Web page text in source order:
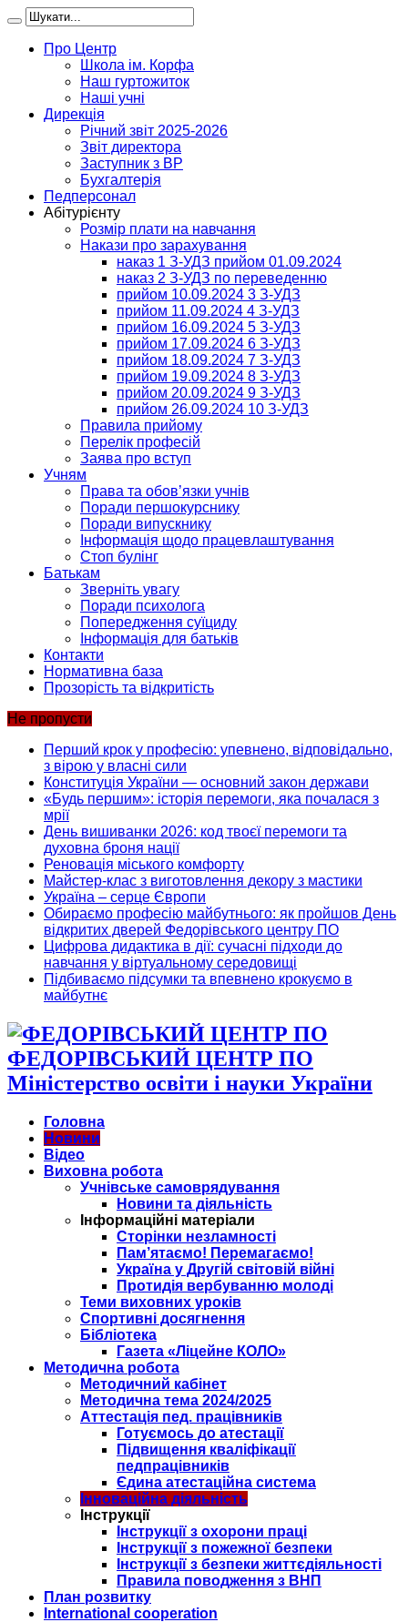
Про Центр
Школа ім. Корфа
Наш гуртожиток
Наші учні
Дирекція
Річний звіт 2025-2026
Звіт директора
Заступник з ВР
Бухгалтерія
Педперсонал
Абітурієнту
Розмір плати на навчання
Накази про зарахування
наказ 1 З-УДЗ прийом 01.09.2024
наказ 2 З-УДЗ по переведенню
прийом 10.09.2024 3 З-УДЗ
прийом 11.09.2024 4 З-УДЗ
прийом 16.09.2024 5 З-УДЗ
прийом 17.09.2024 6 З-УДЗ
прийом 18.09.2024 7 З-УДЗ
прийом 19.09.2024 8 З-УДЗ
прийом 20.09.2024 9 З-УДЗ
прийом 26.09.2024 10 З-УДЗ
Правила прийому
Перелік професій
Заява про вступ
Учням
Права та обов’язки учнів
Поради першокурснику
Поради випускнику
Інформація щодо працевлаштування
Стоп булінг
Батькам
Зверніть увагу
Поради психолога
Попередження суїциду
Інформація для батьків
Контакти
Нормативна база
Прозорість та відкритість
Не пропусти
Перший крок у професію: упевнено, відповідально,
з вірою у власні сили
Конституція України — основний закон держави
«Будь першим»: історія перемоги, яка почалася з
мрії
День вишиванки 2026: код твоєї перемоги та
духовна броня нації
Реновація міського комфорту
Майстер-клас з виготовлення декору з мастики
Україна – серце Європи
Обираємо професію майбутнього: як пройшов День
відкритих дверей Федорівського центру ПО
Цифрова дидактика в дії: сучасні підходи до
навчання у віртуальному середовищі
Підбиваємо підсумки та впевнено крокуємо в
майбутнє
ФЕДОРІВСЬКИЙ ЦЕНТР ПО
Міністерство освіти і науки України
Головна
Новини
Відео
Виховна робота
Учнівське самоврядування
Новини та діяльність
Інформаційні матеріали
Сторінки незламності
Пам’ятаємо! Перемагаємо!
Україна у Другій світовій війні
Протидія вербуванню молоді
Теми виховних уроків
Спортивні досягнення
Бібліотека
Газета «Ліцейне КОЛО»
Методична робота
Методичний кабінет
Методична тема 2024/2025
Аттестація пед. працівників
Готуємось до атестації
Підвищення кваліфікації
педпрацівників
Єдина атестаційна система
Інноваційна діяльність
Інструкції
Інструкції з охорони праці
Інструкції з пожежної безпеки
Інструкції з безпеки життєдіяльності
Правила поводження з ВНП
План розвитку
International cooperation